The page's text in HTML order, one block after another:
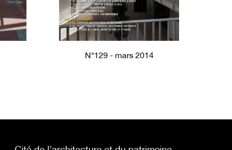
N°129 - mars 2014